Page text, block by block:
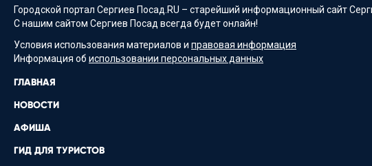
Городской портал Сергиев Посад.RU – старейший информационный сайт
С нашим сайтом Сергиев Посад всегда будет онлайн!
Условия использования материалов и правовая информация
Информация об использовании персональных данных
ГЛАВНАЯ
НОВОСТИ
АФИША
ГИД ДЛЯ ТУРИСТОВ